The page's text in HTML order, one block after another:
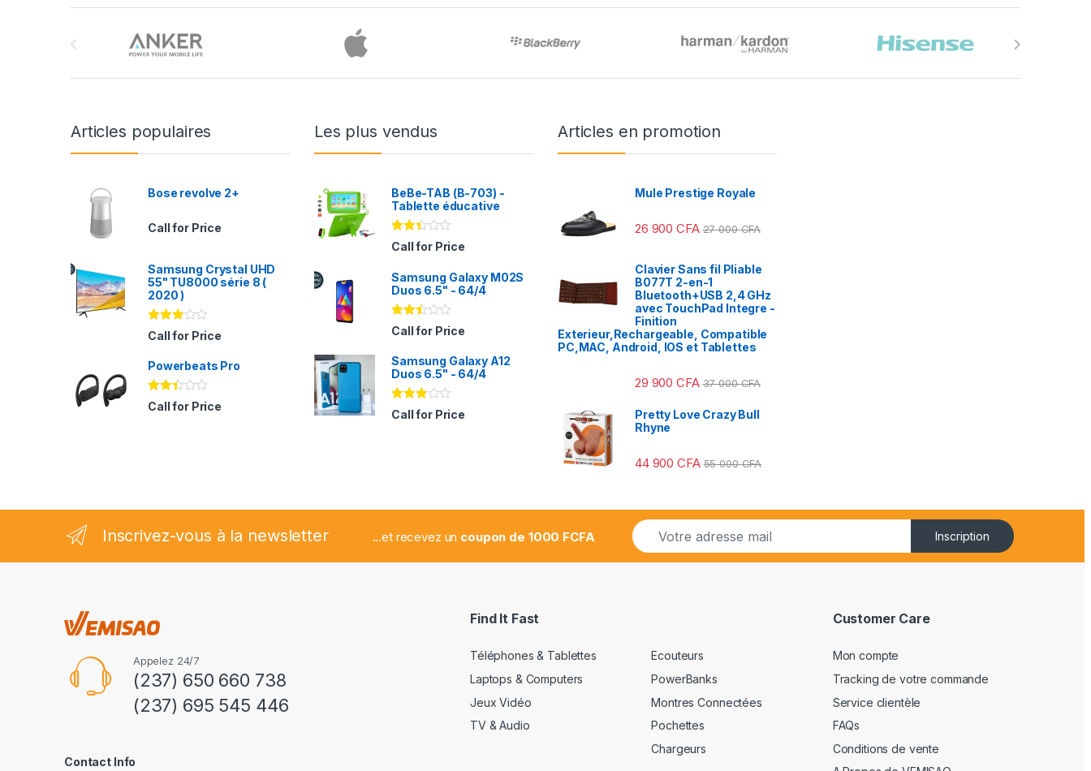
Articles populaires
Bose revolve 2+
Call for Price
Samsung Crystal UHD
55" TU8000 série 8 (
2020 )
Note
2.94
Call for Price
Powerbeats Pro
Note
2.35
Call for Price
Les plus vendus
BeBe-TAB (B-703) -
Tablette éducative
Note
2.31
5
Call for Price
Samsung Galaxy M02S
Duos 6.5" - 64/4
Note
2.41
5
Call for Price
Samsung Galaxy A12
Duos 6.5" - 64/4
Note
2.78
Call for Price
Articles en promotion
Mule Prestige Royale
26 900CFA 27 000CFA
Clavier Sans fil Pliable
B077T 2-en-1
Bluetooth+USB 2,4 GHz
avec TouchPad Integre -
Finition
Exterieur,Rechargeable, Compatible
PC,MAC, Android, IOS et Tablettes
29 900CFA 37 000CFA
Pretty Love Crazy Bull
Rhyne
44 900CFA 55 000CFA
Inscrivez-vous à la newsletter ...et recevez un coupon de 1000 FCFA
E
m
a
Inscription
Appelez 24/7
(237) 650 660 738
(237) 695 545 446
Contact Info
Find It Fast
Téléphones & Tablettes
Laptops & Computers
Jeux Vidéo
TV & Audio
Ecouteurs
PowerBanks
Montres Connectées
Pochettes
Chargeurs
Customer Care
Mon compte
Tracking de votre commande
Service clientèle
FAQs
Conditions de vente